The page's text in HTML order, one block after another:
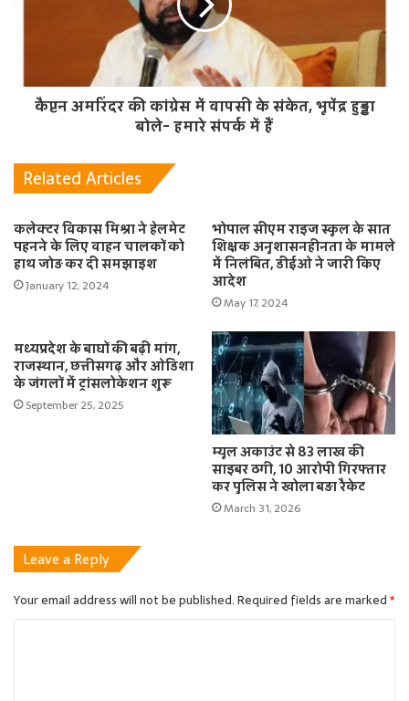
कैप्टन अमरिंदर की कांग्रेस में वापसी के संकेत, भूपेंद्र हुड्डा
बोले- हमारे संपर्क में हैं
Related Articles
कलेक्टर विकास मिश्रा ने हेलमेट
पहनने के लिए वाहन चालकों को
हाथ जोड़ कर दी समझाइश
January 12, 2024
भोपाल सीएम राइज स्कूल के सात
शिक्षक अनुशासनहीनता के मामले
में निलंबित, डीईओ ने जारी किए
आदेश
May 17, 2024
मध्यप्रदेश के बाघों की बढ़ी मांग,
राजस्थान, छत्तीसगढ़ और ओडिशा
के जंगलों में ट्रांसलोकेशन शुरू
September 25, 2025
म्यूल अकाउंट से 83 लाख की
साइबर ठगी, 10 आरोपी गिरफ्तार
कर पुलिस ने खोला बड़ा रैकेट
March 31, 2026
Leave a Reply
Your email address will not be published.Required fields are marked*